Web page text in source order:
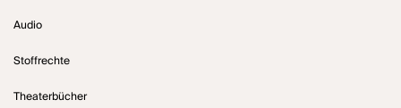
Audio
Stoffrechte
Theaterbücher